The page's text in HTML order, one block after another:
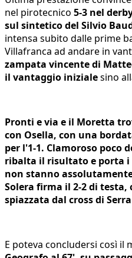
nel pirotecnico 5-3 nel
sul sintetico del Silvio
intensa subito dalle prime
Villafranca ad andare in
zampata vincente di
il vantaggio inizialesino
Pronti e via e il Moretta
con Osella, con una
per l'1-1. Clamoroso poco
ribalta il risultato e porta i
non stanno
Solera firma il 2-2 di
spiazzata dal cross di
E poteva concludersi così il